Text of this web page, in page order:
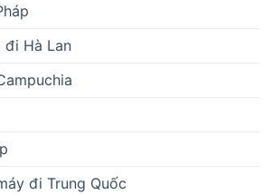
đi Hà Lan
đi Trung Quốc